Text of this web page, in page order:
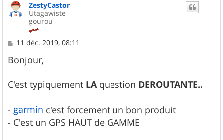
ZestyCastor
Utagawiste
gourou
M
s
s
g
e
11 déc. 2019, 08:11
Bonjour,
C'est typiquement LA question DEROUTANTE..
- garmin c'est forcement un bon produit
- C'est un GPS HAUT de GAMME